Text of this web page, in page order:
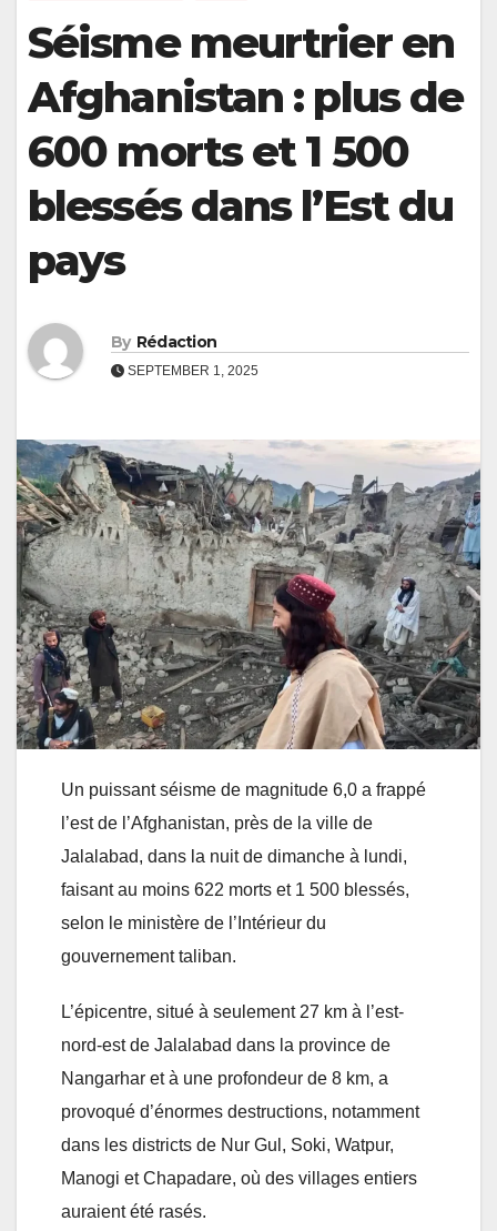
Séisme meurtrier en
Afghanistan : plus de
600 morts et 1 500
blessés dans l’Est du
pays
By Rédaction
SEPTEMBER 1, 2025
Un puissant séisme de magnitude 6,0 a frappé
l’est de l’Afghanistan, près de la ville de
Jalalabad, dans la nuit de dimanche à lundi,
faisant au moins 622 morts et 1 500 blessés,
selon le ministère de l’Intérieur du
gouvernement taliban.
L’épicentre, situé à seulement 27 km à l’est-
nord-est de Jalalabad dans la province de
Nangarhar et à une profondeur de 8 km, a
provoqué d’énormes destructions, notamment
dans les districts de Nur Gul, Soki, Watpur,
Manogi et Chapadare, où des villages entiers
auraient été rasés.